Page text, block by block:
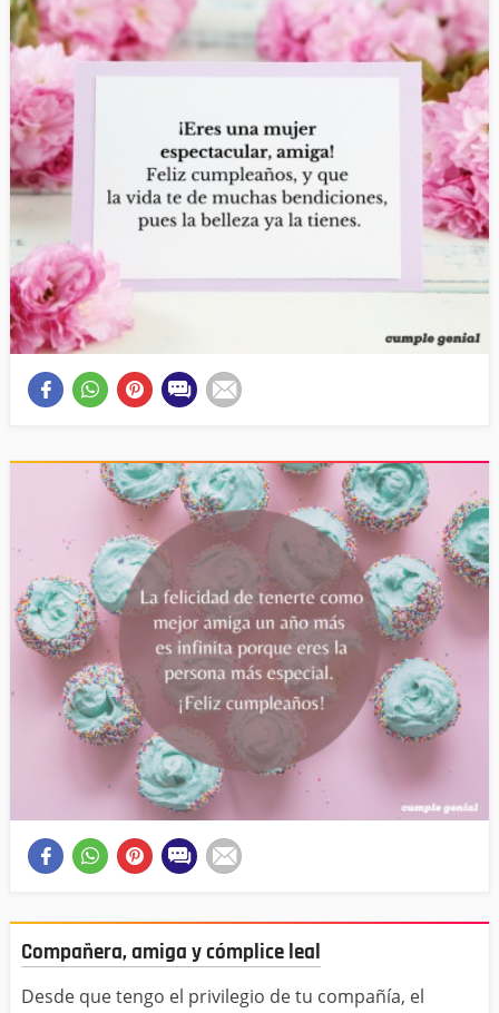
Compañera, amiga y cómplice leal
Desde que tengo el privilegio de tu compañía, el